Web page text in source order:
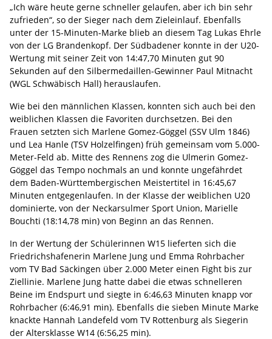
„Ich wäre heute gerne schneller gelaufen, aber ich bin sehr
zufrieden“, so der Sieger nach dem Zieleinlauf. Ebenfalls
unter der 15-Minuten-Marke blieb an diesem Tag Lukas Ehrle
von der LG Brandenkopf. Der Südbadener konnte in der U20-
Wertung mit seiner Zeit von 14:47,70 Minuten gut 90
Sekunden auf den Silbermedaillen-Gewinner Paul Mitnacht
(WGL Schwäbisch Hall) herauslaufen.
Wie bei den männlichen Klassen, konnten sich auch bei den
weiblichen Klassen die Favoriten durchsetzen. Bei den
Frauen setzten sich Marlene Gomez-Göggel (SSV Ulm 1846)
und Lea Hanle (TSV Holzelfingen) früh gemeinsam vom 5.000-
Meter-Feld ab. Mitte des Rennens zog die Ulmerin Gomez-
Göggel das Tempo nochmals an und konnte ungefährdet
dem Baden-Württembergischen Meistertitel in 16:45,67
Minuten entgegenlaufen. In der Klasse der weiblichen U20
dominierte, von der Neckarsulmer Sport Union, Marielle
Bouchti (18:14,78 min) von Beginn an das Rennen.
In der Wertung der Schülerinnen W15 lieferten sich die
Friedrichshafenerin Marlene Jung und Emma Rohrbacher
vom TV Bad Säckingen über 2.000 Meter einen Fight bis zur
Ziellinie. Marlene Jung hatte dabei die etwas schnelleren
Beine im Endspurt und siegte in 6:46,63 Minuten knapp vor
Rohrbacher (6:46,91 min). Ebenfalls die sieben Minute Marke
knackte Hannah Landefeld vom TV Rottenburg als Siegerin
der Altersklasse W14 (6:56,25 min).